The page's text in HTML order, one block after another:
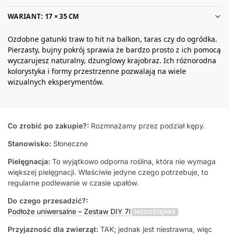
WARIANT: 17 × 35 CM
Ozdobne gatunki traw to hit na balkon, taras czy do ogródka.
Pierzasty, bujny pokrój sprawia że bardzo prosto z ich pomocą
wyczarujesz naturalny, dżunglowy krajobraz. Ich różnorodna
kolorystyka i formy przestrzenne pozwalają na wiele
wizualnych eksperymentów.
Co zrobić po zakupie?: Rozmnażamy przez podział kępy.
Stanowisko: Słoneczne
Pielęgnacja: To wyjątkowo odporna roślina, która nie wymaga
większej pielęgnacji. Właściwie jedyne czego potrzebuje, to
regularne podlewanie w czasie upałów.
Do czego przesadzić?:
Podłoże uniwersalne – Zestaw DIY 7l
NIEDOSTĘPNY
Przyjazność dla zwierząt: TAK; jednak jest niestrawna, więc